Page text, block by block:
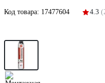
Код товара: 17477604 4.3